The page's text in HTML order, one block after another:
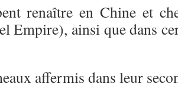
renaître en Chine et
Empire), ainsi que dans
affermis dans leur